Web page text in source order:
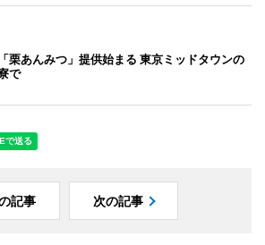
栗あんみつ」提供始まる 東京ミッドタウンの
で
記事 次の記事